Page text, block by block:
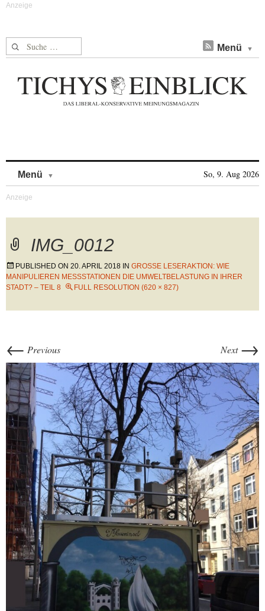
Suche nach: Menü
Menü So, 9. Aug 2026
IMG_0012
PUBLISHED ON 20. APRIL 2018 IN GROSSE LESERAKTION: WIE M
ANIPULIEREN MESSSTATIONEN DIE UMWELTBELASTUNG IN IHRER S
TADT? – TEIL 8
FULL RESOLUTION (620 × 827)
← Previous Next →